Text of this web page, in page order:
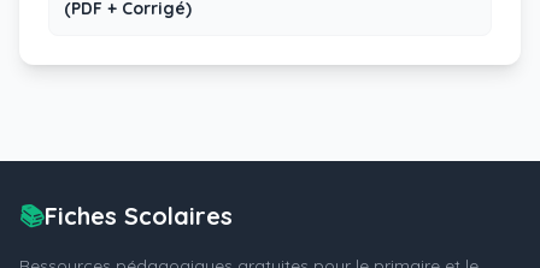
(PDF + Corrigé)
📚Fiches Scolaires